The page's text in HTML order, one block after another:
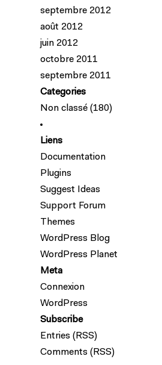
septembre 2012
août 2012
juin 2012
octobre 2011
septembre 2011
Categories
Non classé (180)
Liens
Documentation
Plugins
Suggest Ideas
Support Forum
Themes
WordPress Blog
WordPress Planet
Meta
Connexion
WordPress
Subscribe
Entries (RSS)
Comments (RSS)